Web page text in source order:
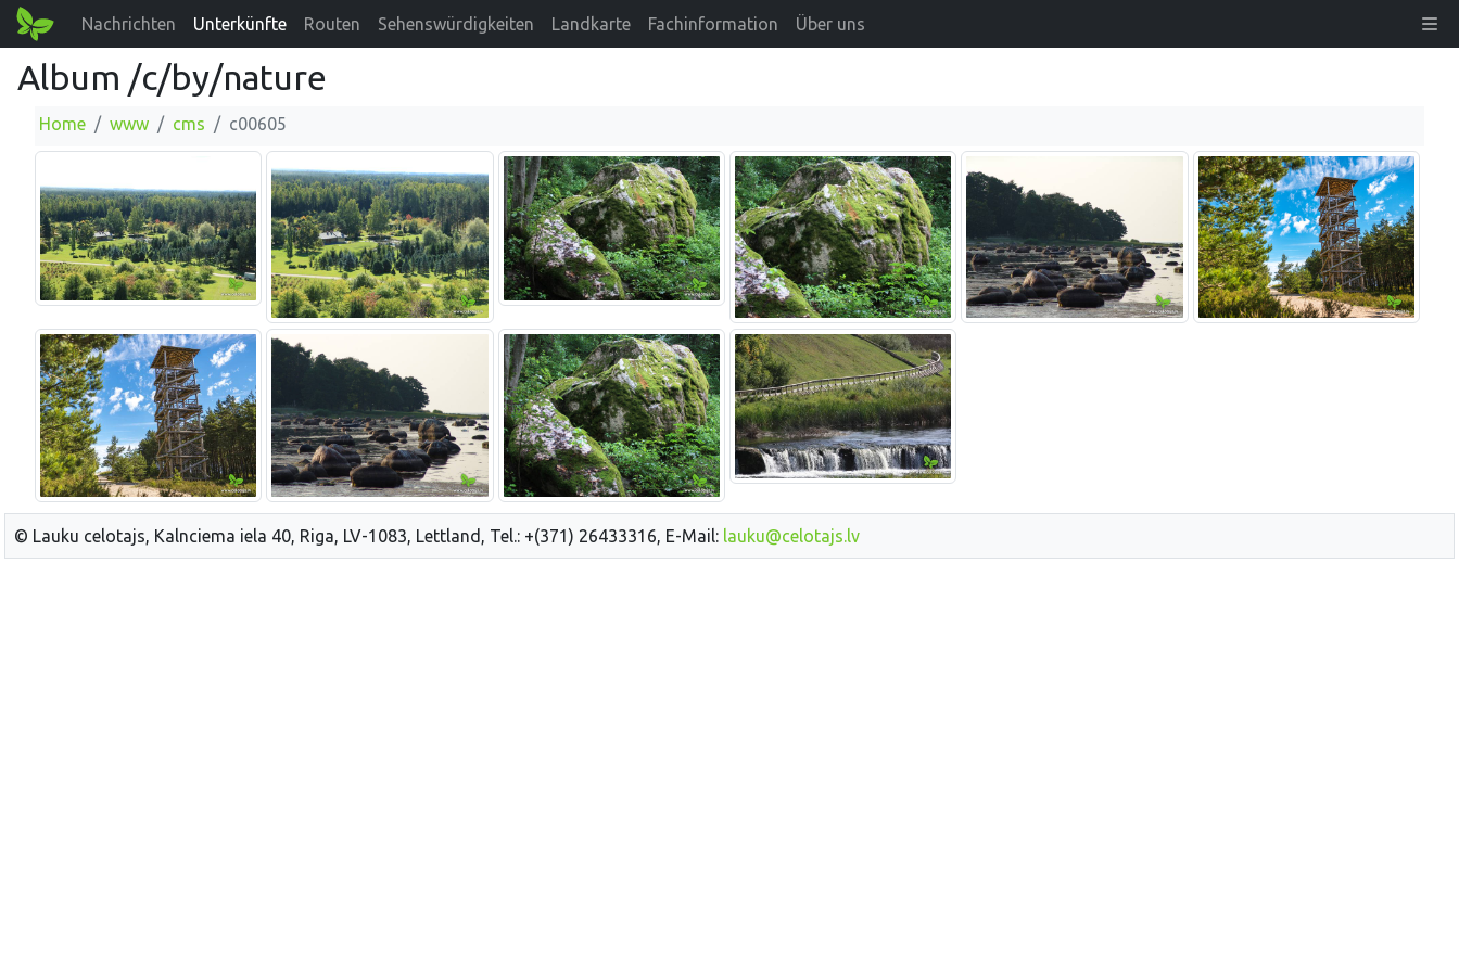
Nachrichten Unterkünfte Routen Sehenswürdigkeiten Landkarte Fachinformation Über uns
Album /c/by/nature
Home www cms c00605
© Lauku celotajs, Kalnciema iela 40, Riga, LV-1083, Lettland, Tel.: +(371) 26433316, E-Mail: lauku@celotajs.lv